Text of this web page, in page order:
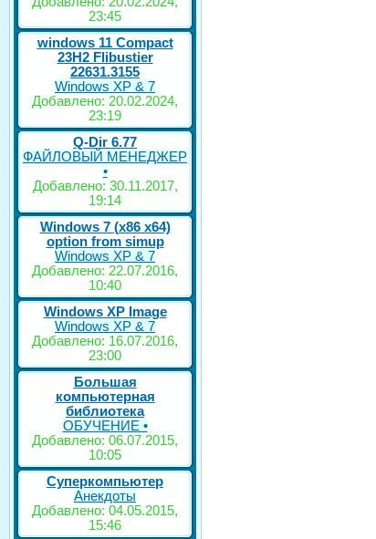
23:45
windows 11 Compact
23H2 Flibustier
22631.3155
Windows XP & 7
Добавлено: 20.02.2024,
23:19
Q-Dir 6.77
ФАЙЛОВЫЙ МЕНЕДЖЕР
•
Добавлено: 30.11.2017,
19:14
Windows 7 (x86 x64)
option from simup
Windows XP & 7
Добавлено: 22.07.2016,
10:40
Windows XP Image
Windows XP & 7
Добавлено: 16.07.2016,
23:00
Большая
компьютерная
библиотека
ОБУЧЕНИЕ •
Добавлено: 06.07.2015,
10:05
Суперкомпьютер
Анекдоты
Добавлено: 04.05.2015,
15:46